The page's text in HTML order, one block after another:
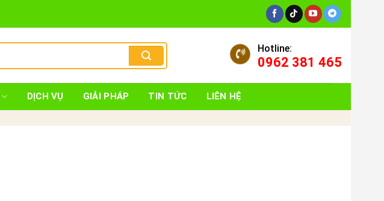
Hotline:
0962 381 465
DỊCH VỤ GIẢI PHÁP TIN TỨC LIÊN HỆ